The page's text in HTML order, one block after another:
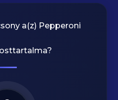
a(z) Pepperoni